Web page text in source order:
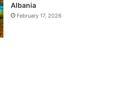
Albania
February 17, 2026